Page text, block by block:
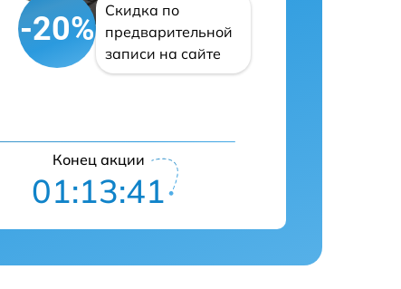
-20%
Скидка по
предварительной
записи на сайте
Конец акции
01:13:41